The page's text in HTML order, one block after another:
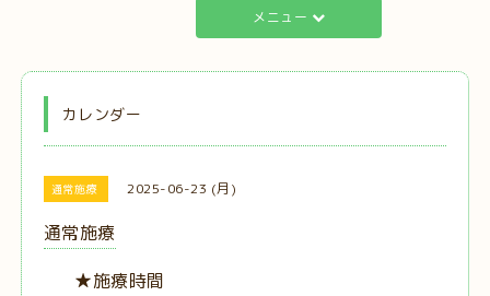
メニュー
カレンダー
通常施療 2025-06-23 (月)
通常施療
★施療時間